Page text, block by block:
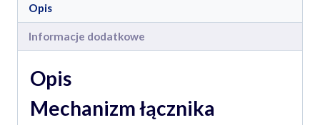
Opis
Informacje dodatkowe
Opis
Mechanizm łącznika